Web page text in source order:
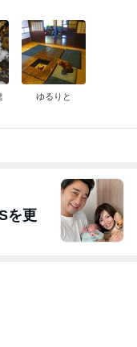
ゆるりと
を更